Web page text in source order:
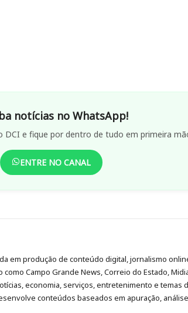
notícias no WhatsApp!
DCI e fique por dentro de tudo em primeira
ENTRE NO CANAL
em produção de conteúdo digital, jornalismo
Campo Grande News, Correio do Estado,
economia, serviços, entretenimento e temas
conteúdos baseados em apuração,